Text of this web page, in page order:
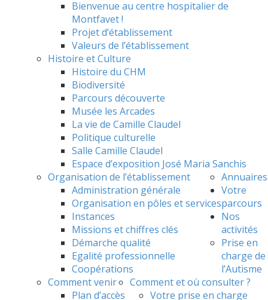
Bienvenue au centre hospitalier de
Montfavet !
Projet d’établissement
Valeurs de l’établissement
Histoire et Culture
Histoire du CHM
Biodiversité
Parcours découverte
Musée les Arcades
La vie de Camille Claudel
Politique culturelle
Salle Camille Claudel
Espace d’exposition José Maria Sanchis
Organisation de l’établissement
Administration générale
Organisation en pôles et services
Instances
Missions et chiffres clés
Démarche qualité
Egalité professionnelle
Coopérations
Annuaires
Comment venir
Plan d’accès
Votre
parcours
Comment et où consulter ?
Votre prise en charge
Nos
activités
Prise en
charge de
l’Autisme